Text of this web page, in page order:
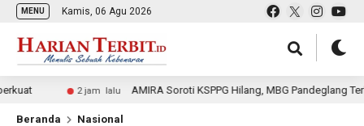
MENU Kamis, 06 Agu 2026
2 jam lalu AMIRA Soroti KSPPG Hilang, MBG Pandeglang Terhenti
Beranda Nasional